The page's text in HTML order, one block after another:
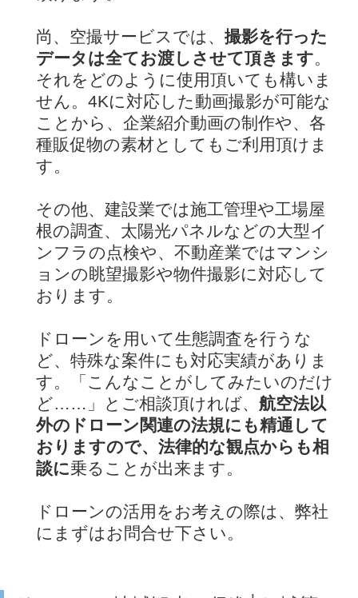
尚、空撮サービスでは、 撮影を行った
データは全てお渡しさせて頂きます。
それをどのように使用頂いても構いま
せん。4Kに対応した動画撮影が可能な
ことから、企業紹介動画の制作や、各
種販促物の素材としてもご利用頂けま
す。
その他、建設業では施工管理や工場屋
根の調査、太陽光パネルなどの大型イ
ンフラの点検や、不動産業ではマンシ
ョンの眺望撮影や物件撮影に対応して
おります。
ドローンを用いて生態調査を行うな
ど、特殊な案件にも対応実績がありま
す。「こんなことがしてみたいのだけ
ど……」とご相談頂ければ、 航空法以
外のドローン関連の法規にも精通して
おりますので、法律的な観点からも相
談に乗ることが出来ます。
ドローンの活用をお考えの際は、弊社
にまずはお問合せ下さい。